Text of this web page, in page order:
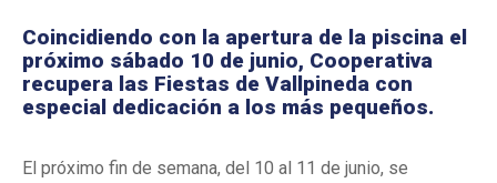
Coincidiendo con la apertura de la piscina el
próximo sábado 10 de junio, Cooperativa
recupera las Fiestas de Vallpineda con
especial dedicación a los más pequeños.
El próximo fin de semana, del 10 al 11 de junio, se